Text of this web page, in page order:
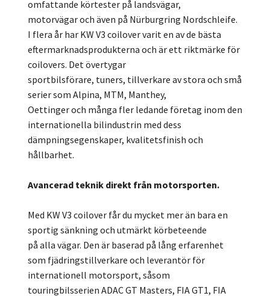
omfattande körtester på landsvägar,
motorvägar och även på Nürburgring Nordschleife.
I flera år har KW V3 coilover varit en av de bästa
eftermarknadsprodukterna och är ett riktmärke för
coilovers. Det övertygar
sportbilsförare, tuners, tillverkare av stora och små
serier som Alpina, MTM, Manthey,
Oettinger och många fler ledande företag inom den
internationella bilindustrin med dess
dämpningsegenskaper, kvalitetsfinish och
hållbarhet.
Avancerad teknik direkt från motorsporten.
Med KW V3 coilover får du mycket mer än bara en
sportig sänkning och utmärkt körbeteende
på alla vägar. Den är baserad på lång erfarenhet
som fjädringstillverkare och leverantör för
internationell motorsport, såsom
touringbilsserien ADAC GT Masters, FIA GT1, FIA